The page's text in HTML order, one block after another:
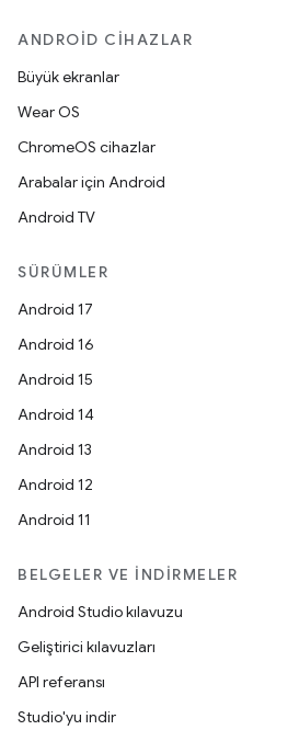
ANDROID CIHAZLAR
Büyük ekranlar
Wear OS
ChromeOS cihazlar
Arabalar için Android
Android TV
SÜRÜMLER
Android 17
Android 16
Android 15
Android 14
Android 13
Android 12
Android 11
BELGELER VE İNDIRMELER
Android Studio kılavuzu
Geliştirici kılavuzları
API referansı
Studio'yu indir